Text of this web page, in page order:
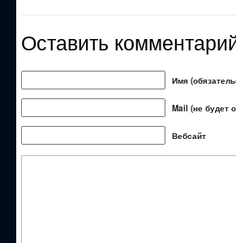
Оставить
Имя
Mail (не будет
Вебсайт